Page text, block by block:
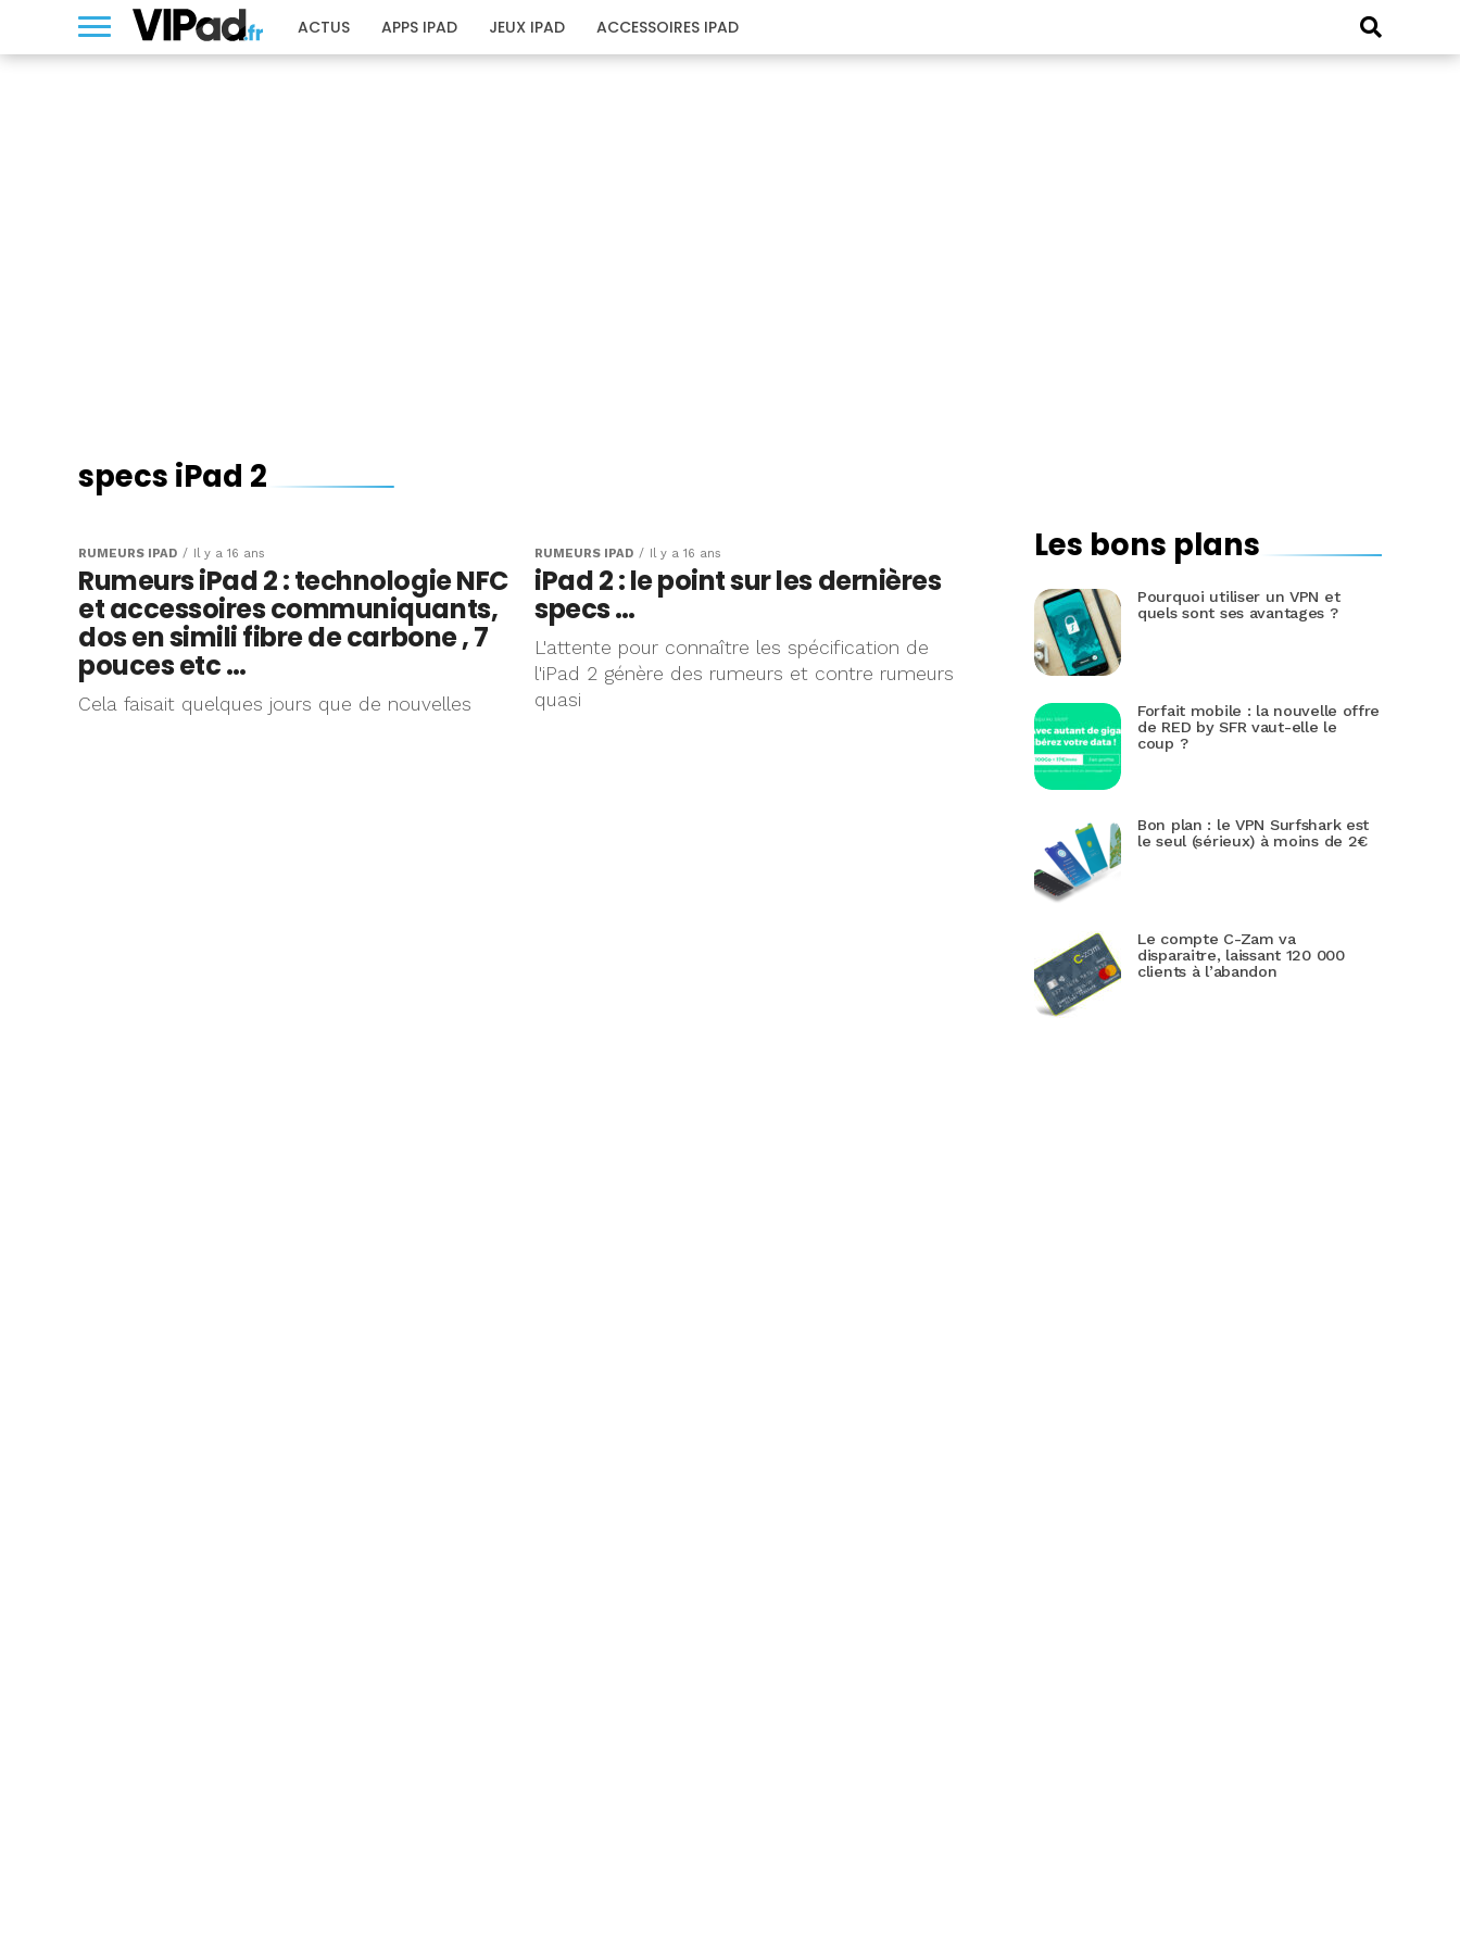
ACTUS APPS IPAD JEUX IPAD ACCESSOIRES IPAD
SPECS IPAD 2
présentation Apple iPad 2
d’hier est disponible
Nous avons pu suivre ensemble
specs iPad 2
RUMEURS IPAD Il y a 16 ans
Rumeurs iPad 2 : technologie NFC
et accessoires communiquants,
dos en simili fibre de carbone , 7
pouces etc …
Cela faisait quelques jours que de nouvelles
RUMEURS IPAD Il y a 16 ans
iPad 2 : le point sur les dernières
specs …
L'attente pour connaître les spécification de
l'iPad 2 génère des rumeurs et contre rumeurs
quasi
Les bons plans
Pourquoi utiliser un VPN et
quels sont ses avantages ?
Forfait mobile : la nouvelle offre
de RED by SFR vaut-elle le
coup ?
Bon plan : le VPN Surfshark est
le seul (sérieux) à moins de 2€
Le compte C-Zam va
disparaitre, laissant 120 000
clients à l’abandon